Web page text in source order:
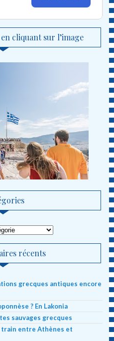
cliquant sur l’image
récents
grecques antiques encore
? En Lakonia
sauvages grecques
train entre Athènes et